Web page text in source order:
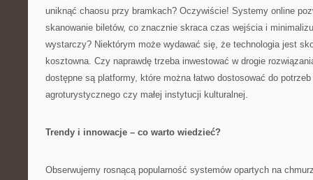
uniknąć chaosu przy bramkach? Oczywiście! Systemy online
skanowanie biletów, co znacznie skraca czas wejścia i
wystarczy? Niektórym może wydawać się, że technologia jest
kosztowna. Czy naprawdę trzeba inwestować w drogie
dostępne są platformy, które można łatwo dostosować do
agroturystycznego czy małej instytucji kulturalnej.
Trendy i innowacje – co warto wiedzieć?
Obserwujemy rosnącą popularność systemów opartych na